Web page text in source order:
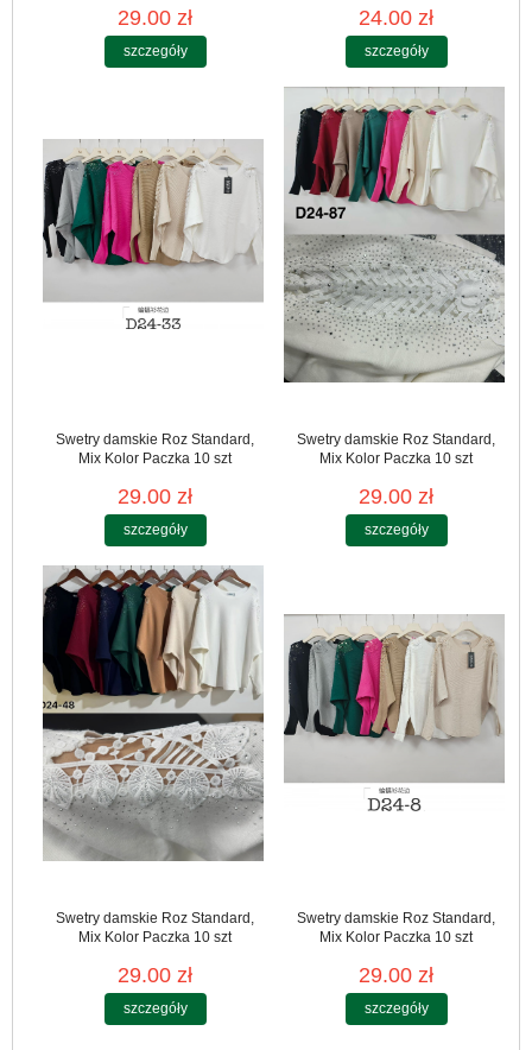
29.00 zł
szczegóły
24.00 zł
szczegóły
Swetry damskie Roz Standard,
Mix Kolor Paczka 10 szt
29.00 zł
szczegóły
Swetry damskie Roz Standard,
Mix Kolor Paczka 10 szt
29.00 zł
szczegóły
Swetry damskie Roz Standard,
Mix Kolor Paczka 10 szt
29.00 zł
szczegóły
Swetry damskie Roz Standard,
Mix Kolor Paczka 10 szt
29.00 zł
szczegóły